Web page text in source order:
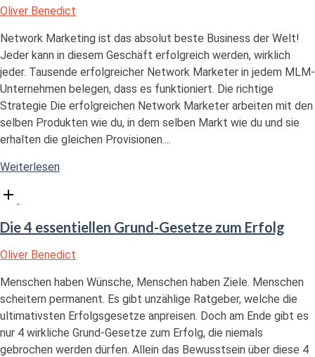
Erfolg!"
Oliver Benedict
Network Marketing ist das absolut beste Business der Welt!
Jeder kann in diesem Geschäft erfolgreich werden, wirklich
jeder. Tausende erfolgreicher Network Marketer in jedem MLM-
Unternehmen belegen, dass es funktioniert. Die richtige
Strategie Die erfolgreichen Network Marketer arbeiten mit den
selben Produkten wie du, in dem selben Markt wie du und sie
erhalten die gleichen Provisionen....
"Erfolg
Network
–
Du
das
auch!"
Weiterlesen
Open
Die 4 essentiellen Grund-Gesetze zum Erfolg
Oliver Benedict
Menschen haben Wünsche, Menschen haben Ziele. Menschen
scheitern permanent. Es gibt unzählige Ratgeber, welche die
ultimativsten Erfolgsgesetze anpreisen. Doch am Ende gibt es
nur 4 wirkliche Grund-Gesetze zum Erfolg, die niemals
gebrochen werden dürfen. Allein das Bewusstsein über diese 4